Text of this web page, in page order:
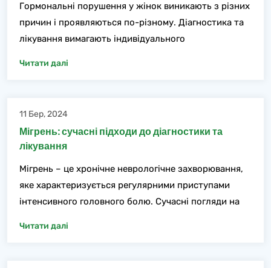
Гормональні порушення у жінок виникають з різних
причин і проявляються по-різному. Діагностика та
лікування вимагають індивідуального
Читати далі
11 Бер, 2024
Мігрень: сучасні підходи до діагностики та
лікування
Мігрень – це хронічне неврологічне захворювання,
яке характеризується регулярними приступами
інтенсивного головного болю. Сучасні погляди на
Читати далі